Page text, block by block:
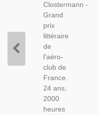
Clostermann -
Grand
prix
littéraire
de
l'aéro-
club de
France.
24 ans,
2000
heures